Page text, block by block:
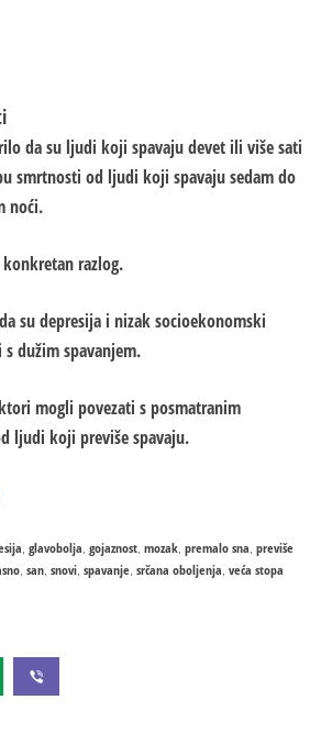
da su ljudi koji spavaju devet ili više sati
smrtnosti od ljudi koji spavaju sedam do
noći.
razlog.
su depresija i nizak socioekonomski
dužim spavanjem.
mogli povezati s posmatranim
ljudi koji previše spavaju.
, glavobolja, gojaznost, mozak, premalo sna, previše
, san, snovi, spavanje, srčana oboljenja, veća stopa